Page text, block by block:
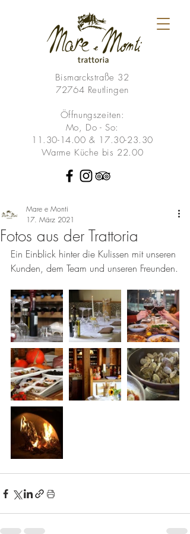
Bismarckstraße 32
72764 Reutlingen
Öffnungszeiten:
Mo, Do - So:
11.30-14.00 & 17.30-23.30
Warme Küche bis 22.00
Fotos aus der Trattoria
Mare e Monti
17. März 2021
Ein Einblick hinter die Kulissen mit unseren
Kunden, dem Team und unseren Freunden.